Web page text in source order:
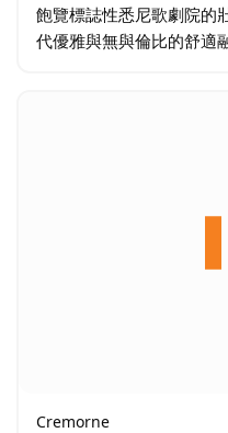
飽覽標誌性悉尼歌劇院的
代優雅與無與倫比的舒適
Cremorne